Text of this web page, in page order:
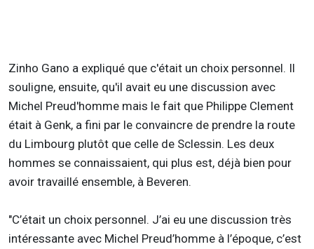
Zinho Gano a expliqué que c'était un choix personnel. Il
souligne, ensuite, qu'il avait eu une discussion avec
Michel Preud'homme mais le fait que Philippe Clement
était à Genk, a fini par le convaincre de prendre la route
du Limbourg plutôt que celle de Sclessin. Les deux
hommes se connaissaient, qui plus est, déjà bien pour
avoir travaillé ensemble, à Beveren.
"C’était un choix personnel. J’ai eu une discussion très
intéressante avec Michel Preud’homme à l’époque, c’est